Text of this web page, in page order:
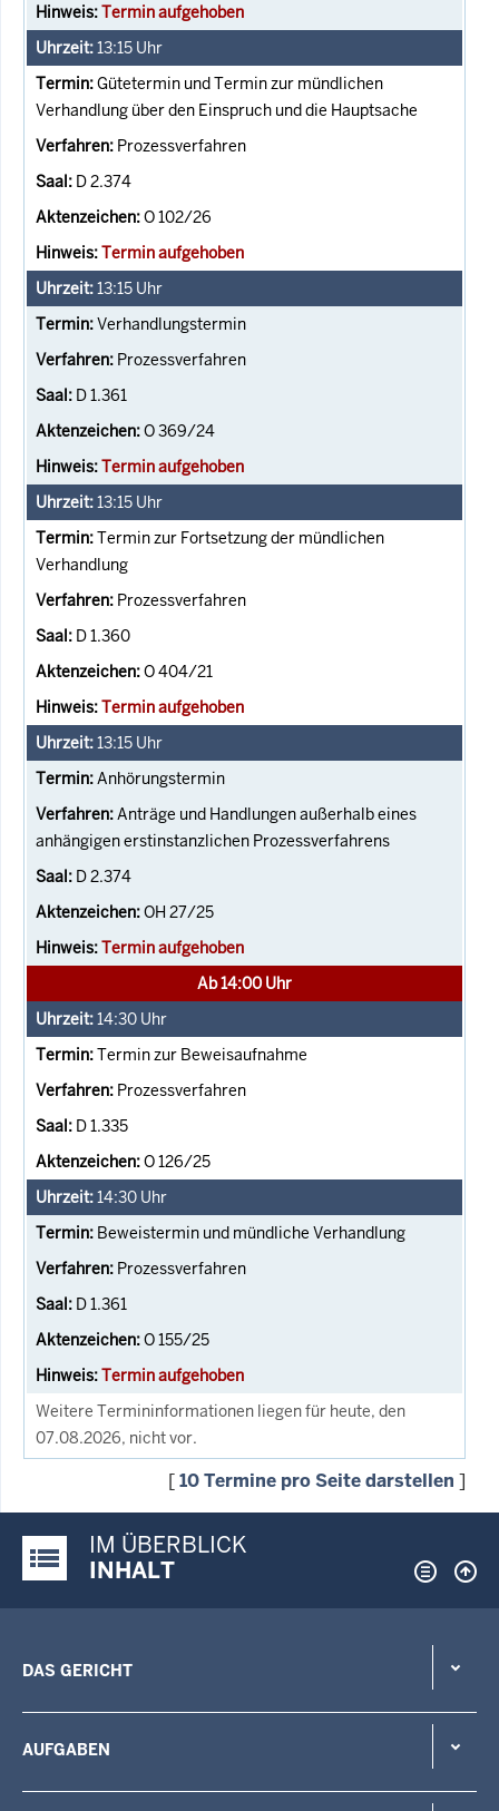
Termin aufgehoben
13:15 Uhr
Gütetermin und Termin zur mündlichen
Verhandlung über den Einspruch und die Hauptsache
Prozessverfahren
D 2.374
O 102/26
Termin aufgehoben
13:15 Uhr
Verhandlungstermin
Prozessverfahren
D 1.361
O 369/24
Termin aufgehoben
13:15 Uhr
Termin zur Fortsetzung der mündlichen
Verhandlung
Prozessverfahren
D 1.360
O 404/21
Termin aufgehoben
13:15 Uhr
Anhörungstermin
Anträge und Handlungen außerhalb eines
anhängigen erstinstanzlichen Prozessverfahrens
D 2.374
OH 27/25
Termin aufgehoben
Ab 14:00 Uhr
14:30 Uhr
Termin zur Beweisaufnahme
Prozessverfahren
D 1.335
O 126/25
14:30 Uhr
Beweistermin und mündliche Verhandlung
Prozessverfahren
D 1.361
O 155/25
Termin aufgehoben
Weitere Termininformationen liegen für heute, den
07.08.2026, nicht vor.
[10 Termine pro Seite darstellen ]
Justiz-Portal im Überblick:
IM ÜBERBLICK
INHALT
DAS GERICHT
AUFGABEN